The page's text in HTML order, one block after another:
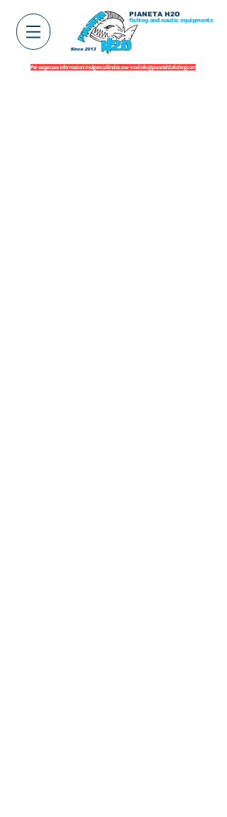
Since 2013
PIANETA H2O
fishing and nautic equipments
Per esigenze e informazioni rivolgersi all'indirizzo e-mailinfo@pianetah2ofishing.com